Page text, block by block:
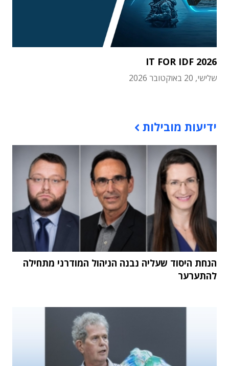
IT FOR IDF 2026
שלישי, 20 באוקטובר 2026
ידיעות מובילות
הנחת היסוד שעליה נבנה הניהול המודרני מתחילה
להתערער